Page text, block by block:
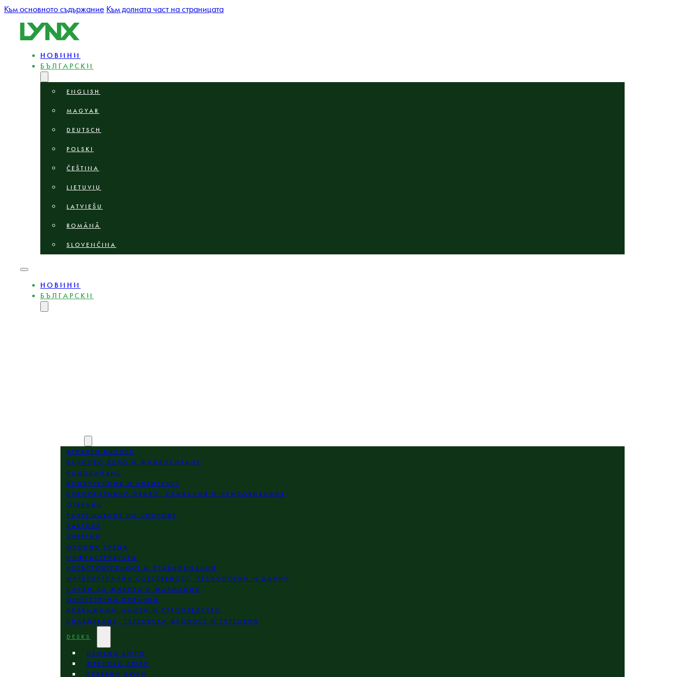
Към основното съдържание Към долната част на страницата
НОВИНИ
БЪЛГАРСКИ
ENGLISH
MAGYAR
DEUTSCH
POLSKI
ČEŠTINA
LIETUVIŲ
LATVIEŠU
ROMÂNĂ
SLOVENČINA
НОВИНИ
БЪЛГАРСКИ
АГРАРЕН БИЗНЕС
БАНКОВО ДЕЛО И ФИНАНСИРАНЕ
КЪМПЛАЙЪНС
КОНКУРЕНЦИЯ И АНТИТРЪСТ
КОРПОРАТИВНО ПРАВО, СЛИВАНИЯ И ПРИДОБИВАНИЯ
ОТБРАНА
РАЗРЕШАВАНЕ НА СПОРОВЕ
ЗАЕТОСТ
ЕНЕРГИЯ
ОКОЛНА СРЕДА
ИНФРАСТРУКТУРА
НЕСЪСТОЯТЕЛНОСТ И СТАБИЛИЗАЦИЯ
ИНТЕЛЕКТУАЛНА СОБСТВЕНОСТ, ТЕХНОЛОГИИ И ДАННИ
НАУКИ ЗА ЖИВОТА И ФАРМАЦИЯ
ОБЩЕСТВЕНИ ПОРЪЧКИ
НЕДВИЖИМИ ИМОТИ И СТРОИТЕЛСТВО
СНАБДЯВАНЕ, ТЪРГОВСКА ДЕЙНОСТ И ТЪРГОВИЯ
DESKS
НЕМСКО БЮРО
ФРЕНСКО БЮРО
СЕВЕРНО БЮРО